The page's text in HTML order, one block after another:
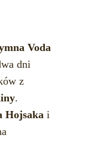
Voda
dni
z
.
Hojsaka i